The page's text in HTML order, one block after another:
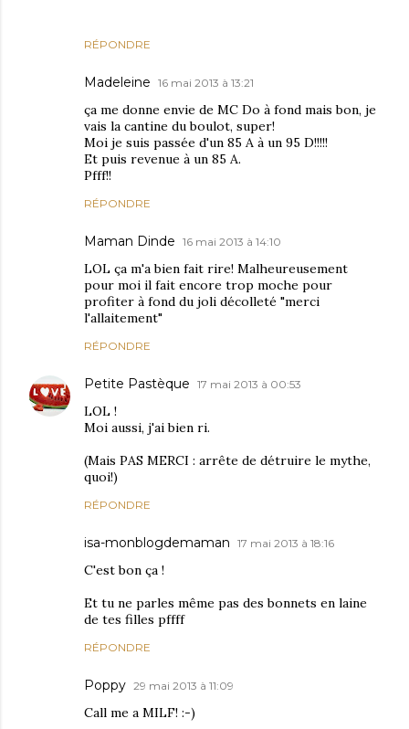
RÉPONDRE
Madeleine 16 mai 2013 à 13:21
ça me donne envie de MC Do à fond mais bon, je
vais la cantine du boulot, super!
Moi je suis passée d'un 85 A à un 95 D!!!!!
Et puis revenue à un 85 A.
Pfff!!
RÉPONDRE
Maman Dinde 16 mai 2013 à 14:10
LOL ça m'a bien fait rire! Malheureusement
pour moi il fait encore trop moche pour
profiter à fond du joli décolleté "merci
l'allaitement"
RÉPONDRE
Petite Pastèque 17 mai 2013 à 00:53
LOL !
Moi aussi, j'ai bien ri.
(Mais PAS MERCI : arrête de détruire le mythe,
quoi!)
RÉPONDRE
isa-monblogdemaman 17 mai 2013 à 18:16
C'est bon ça !
Et tu ne parles même pas des bonnets en laine
de tes filles pffff
RÉPONDRE
Poppy 29 mai 2013 à 11:09
Call me a MILF! :-)